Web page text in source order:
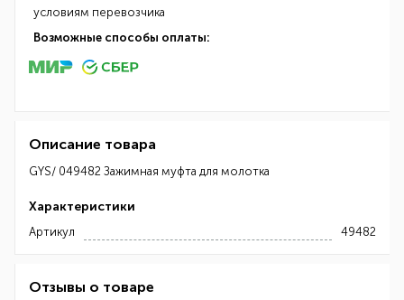
условиям перевозчика
Возможные способы оплаты:
Описание товара
GYS/ 049482 Зажимная муфта для молотка
Характеристики
Артикул 49482
Отзывы о товаре